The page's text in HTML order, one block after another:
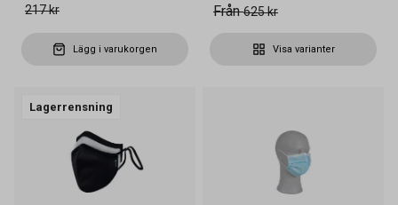
217 kr
Lägg i varukorgen
Från 625 kr
Visa varianter
Lagerrensning